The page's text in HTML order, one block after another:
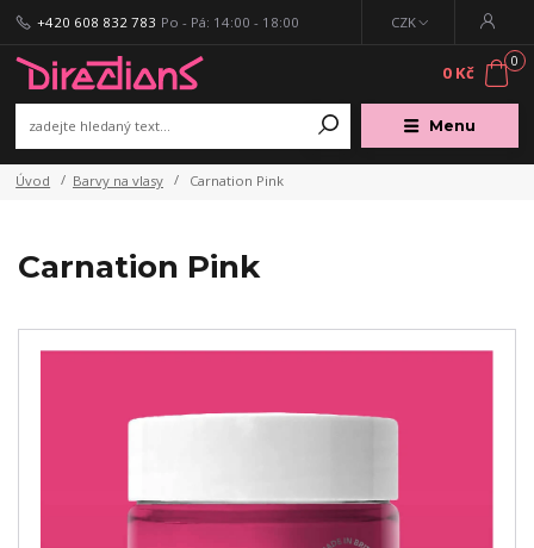
Menu
CZK
+420 608 832 783 Po - Pá: 14:00 - 18:00
0
0 Kč
Úvod Barvy na vlasy Carnation Pink
Carnation Pink